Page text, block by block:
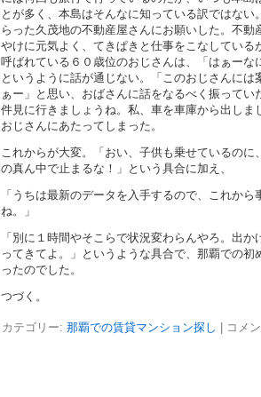
とが多く、本島はそんなに知っている訳ではない
らった久茂地の不動産屋さんにお願いした。不動
やけに元気よく、てきぱきと仕事をこなしている
呼ばれている６０歳位のおじさんは、「はぁーな
というように話が通じない。「このおじさんには
ぁー」と思い、おばさんに話をなるべく振ってい
件見に行きましょうね。私、車を車庫から出しま
おじさんにあたってしまった。
これからが大変。「おい、子供も乗せているのに
の真ん中で止まるな！」という具合に加え、
「うちは最新のデータを入手するので、これか
ね。」
「別に１時間やそこらで状況変わらんやろ。出
ってきてよ。」というような具合で、那覇での初
ったのでした。
つづく。
カテゴリー: 那覇での賃貸マンション探し コメ